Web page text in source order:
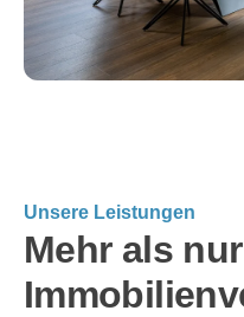
Unsere Leistungen
Mehr als nur